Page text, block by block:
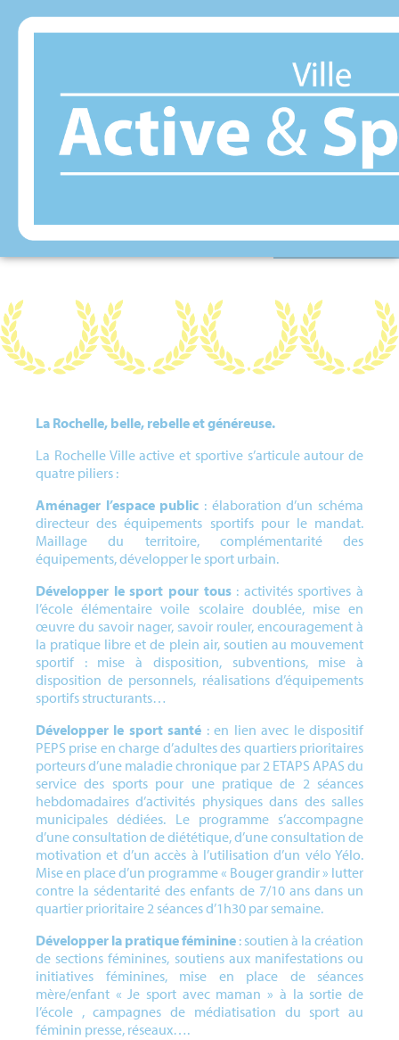
LA ROCHELLE
La Rochelle, belle, rebelle et généreuse.
La Rochelle Ville active et sportive s’articule autour de
quatre piliers :
Aménager l’espace public : élaboration d’un schéma
directeur des équipements sportifs pour le mandat.
Maillage du territoire, complémentarité des
équipements, développer le sport urbain.
Développer le sport pour tous: activités sportives à
l’école élémentaire voile scolaire doublée, mise en
œuvre du savoir nager, savoir rouler, encouragement à
la pratique libre et de plein air, soutien au mouvement
sportif : mise à disposition, subventions, mise à
disposition de personnels, réalisations d’équipements
sportifs structurants…
Développer le sport santé : en lien avec le dispositif
PEPS prise en charge d’adultes des quartiers prioritaires
porteurs d’une maladie chronique par 2 ETAPS APAS du
service des sports pour une pratique de 2 séances
hebdomadaires d’activités physiques dans des salles
municipales dédiées. Le programme s’accompagne
d’une consultation de diététique, d’une consultation de
motivation et d’un accès à l’utilisation d’un vélo Yélo.
Mise en place d’un programme « Bouger grandir » lutter
contre la sédentarité des enfants de 7/10 ans dans un
quartier prioritaire 2 séances d’1h30 par semaine.
Développer la pratique féminine : soutien à la création
de sections féminines, soutiens aux manifestations ou
initiatives féminines, mise en place de séances
mère/enfant « Je sport avec maman » à la sortie de
l’école , campagnes de médiatisation du sport au
féminin presse, réseaux….